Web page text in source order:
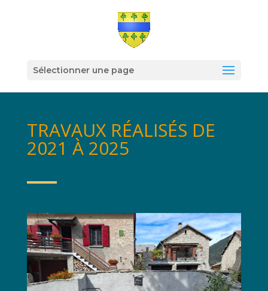
Sélectionner une page
TRAVAUX RÉALISÉS DE
2021 À 2025